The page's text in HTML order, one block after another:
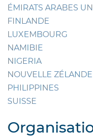
ÉMIRATS ARABES
FINLANDE
LUXEMBOURG
NAMIBIE
NIGERIA
NOUVELLE ZÉLANDE
PHILIPPINES
SUISSE